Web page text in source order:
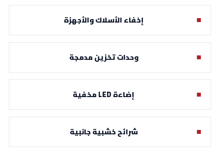
إخفاء الأسلاك والأجهزة
وحدات تخزين مدمجة
إضاءة LED مخفية
شرائح خشبية جانبية